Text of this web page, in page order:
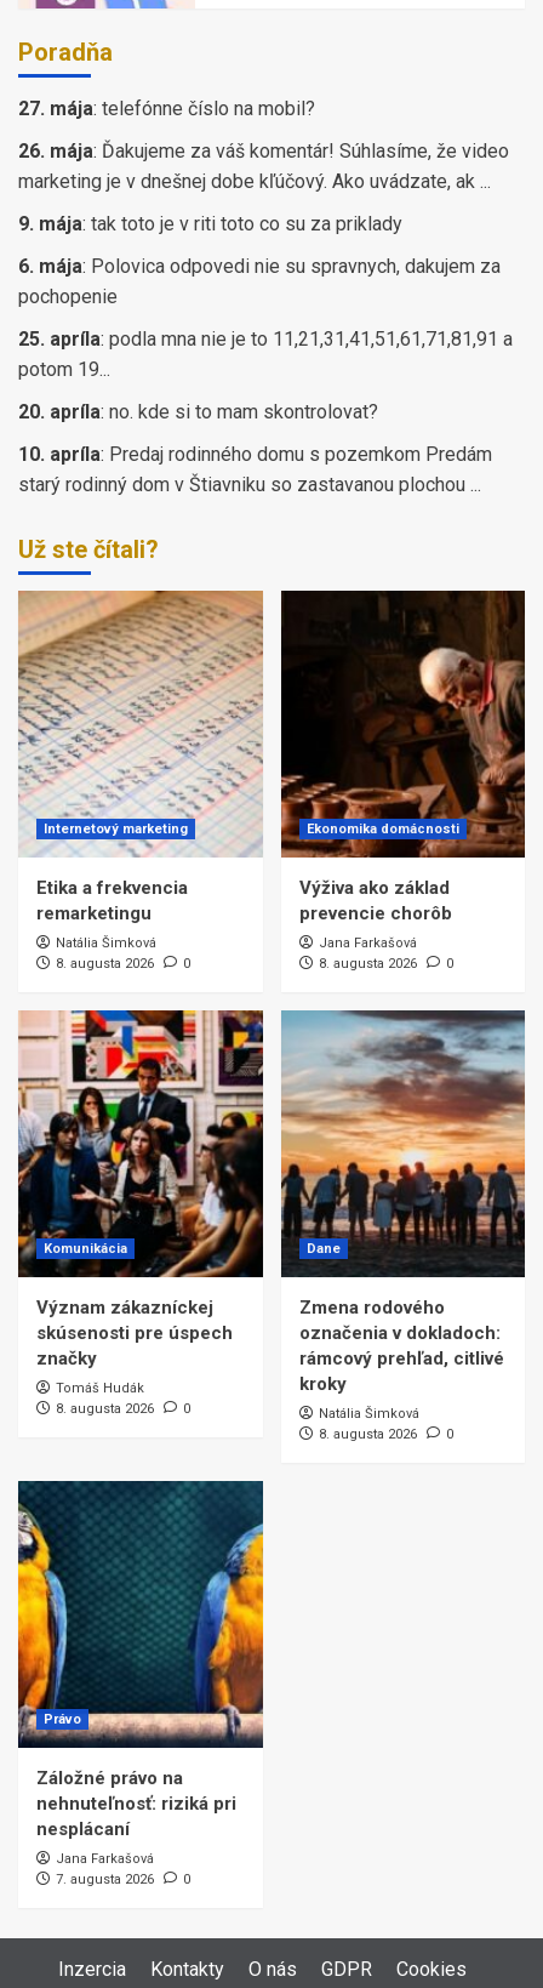
Poradňa
27. mája: telefónne číslo na mobil?
26. mája: Ďakujeme za váš komentár! Súhlasíme, že video
marketing je v dnešnej dobe kľúčový. Ako uvádzate, ak ...
9. mája: tak toto je v riti toto co su za priklady
6. mája: Polovica odpovedi nie su spravnych, dakujem za
pochopenie
25. apríla: podla mna nie je to 11,21,31,41,51,61,71,81,91 a
potom 19...
20. apríla: no. kde si to mam skontrolovat?
10. apríla: Predaj rodinného domu s pozemkom Predám
starý rodinný dom v Štiavniku so zastavanou plochou ...
Už ste čítali?
Internetový marketing
Etika a frekvencia
remarketingu
Natália Šimková
8. augusta 2026
0
Ekonomika domácnosti
Výživa ako základ
prevencie chorôb
Jana Farkašová
8. augusta 2026
0
Komunikácia
Význam zákazníckej
skúsenosti pre úspech
značky
Tomáš Hudák
8. augusta 2026
0
Dane
Zmena rodového
označenia v dokladoch:
rámcový prehľad, citlivé
kroky
Natália Šimková
8. augusta 2026
0
Právo
Záložné právo na
nehnuteľnosť: riziká pri
nesplácaní
Jana Farkašová
7. augusta 2026
0
Inzercia Kontakty O nás GDPR Cookies